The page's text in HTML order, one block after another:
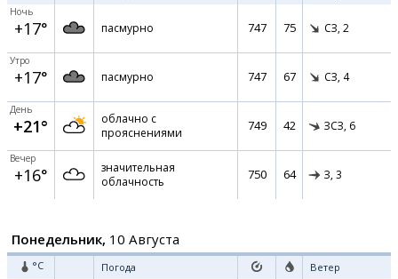
Ночь
+17° пасмурно 747 75 СЗ, 2
Утро
+17° пасмурно 747 67 СЗ, 4
День
+21°
облачно с
прояснениями
749 42 ЗСЗ, 6
Вечер
+16°
значительная
облачность
750 64 З, 3
Понедельник, 10 Августа
°C Погода Ветер